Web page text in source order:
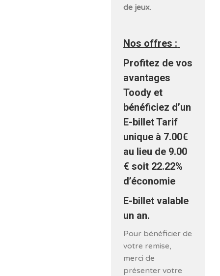
de jeux.
Nos offres :
Profitez de vos
avantages
Toody et
bénéficiez d’un
E-billet Tarif
unique à 7.00€
au lieu de 9.00
€ soit 22.22%
d’économie
E-billet valable
un an.
Pour bénéficier de
votre remise,
merci de
présenter votre